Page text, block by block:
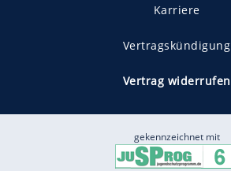
Karriere
Vertragskündigung
Vertrag widerrufen
gekennzeichnet mit